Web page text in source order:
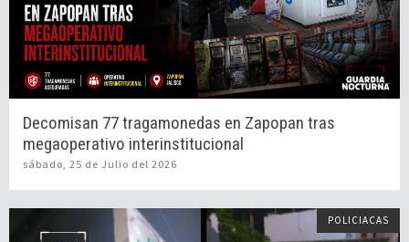
Decomisan 77 tragamonedas en Zapopan tras
megaoperativo interinstitucional
sábado, 25 de Julio del 2026
POLICIACAS